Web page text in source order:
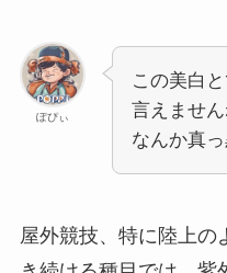
ぽぴぃ
この美白
言えませ
なんか真
屋外競技、特に陸上の